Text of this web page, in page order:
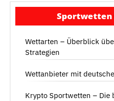
Sportwetten
Wettarten – Überblick
Strategien
Wettanbieter mit
Krypto Sportwetten – Die